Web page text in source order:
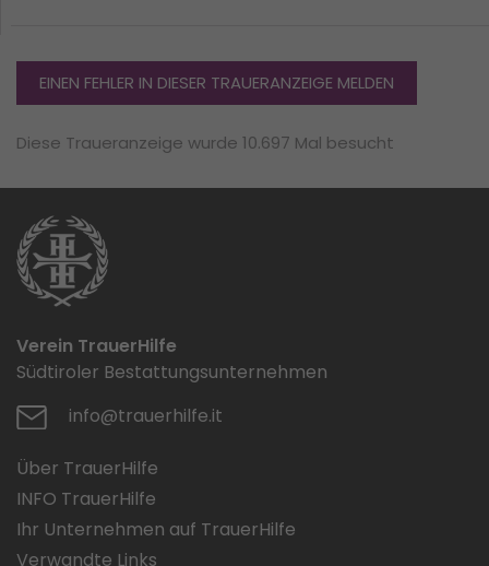
EINEN FEHLER IN DIESER TRAUERANZEIGE MELDEN
Diese Traueranzeige wurde 10.697 Mal besucht
Verein TrauerHilfe
Südtiroler Bestattungsunternehmen
info@trauerhilfe.it
Über TrauerHilfe
INFO TrauerHilfe
Ihr Unternehmen auf TrauerHilfe
Verwandte Links